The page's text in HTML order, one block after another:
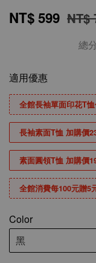
NT$ 599 NT$
總
適用優惠
全館長袖單面印花T
長袖素面T恤 加購價
素面圓領T恤 加購價
全館消費每100元贈5
Color